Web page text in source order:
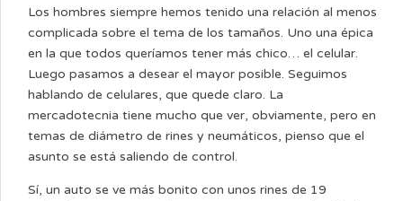
Los hombres siempre hemos tenido una relación al menos
complicada sobre el tema de los tamaños. Uno una épica
en la que todos queríamos tener más chico… el celular.
Luego pasamos a desear el mayor posible. Seguimos
hablando de celulares, que quede claro. La
mercadotecnia tiene mucho que ver, obviamente, pero en
temas de diámetro de rines y neumáticos, pienso que el
asunto se está saliendo de control.
Sí, un auto se ve más bonito con unos rines de 19